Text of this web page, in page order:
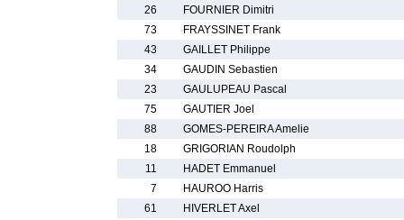
26
FOURNIER Dimitri
73
FRAYSSINET Frank
43
GAILLET Philippe
34
GAUDIN Sebastien
23
GAULUPEAU Pascal
75
GAUTIER Joel
88
GOMES-PEREIRA Amelie
18
GRIGORIAN Roudolph
11
HADET Emmanuel
7
HAUROO Harris
61
HIVERLET Axel